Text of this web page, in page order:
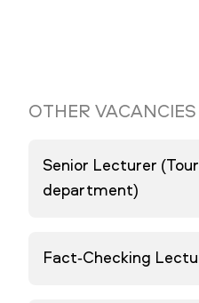
OTHER VACANCIES
Senior Lecturer
department)
Fact-Checking